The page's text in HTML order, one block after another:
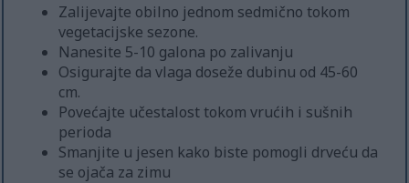
Zalijevajte obilno jednom sedmično tokom
vegetacijske sezone.
Nanesite 5-10 galona po zalivanju
Osigurajte da vlaga doseže dubinu od 45-60
cm.
Povećajte učestalost tokom vrućih i sušnih
perioda
Smanjite u jesen kako biste pomogli drveću da
se ojača za zimu